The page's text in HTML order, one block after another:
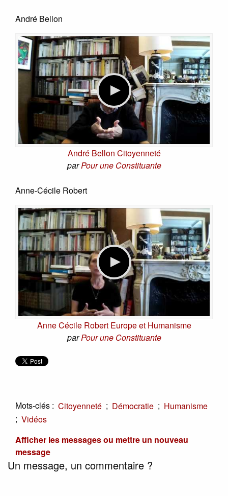
André Bellon
André Bellon Citoyenneté
parPour une Constituante
Anne-Cécile Robert
Anne Cécile Robert Europe et Humanisme
parPour une Constituante
Mots-clés : Citoyenneté ; Démocratie ; Humanisme
; Vidéos
Afficher les messages ou mettre un nouveau
message
Un message, un commentaire ?